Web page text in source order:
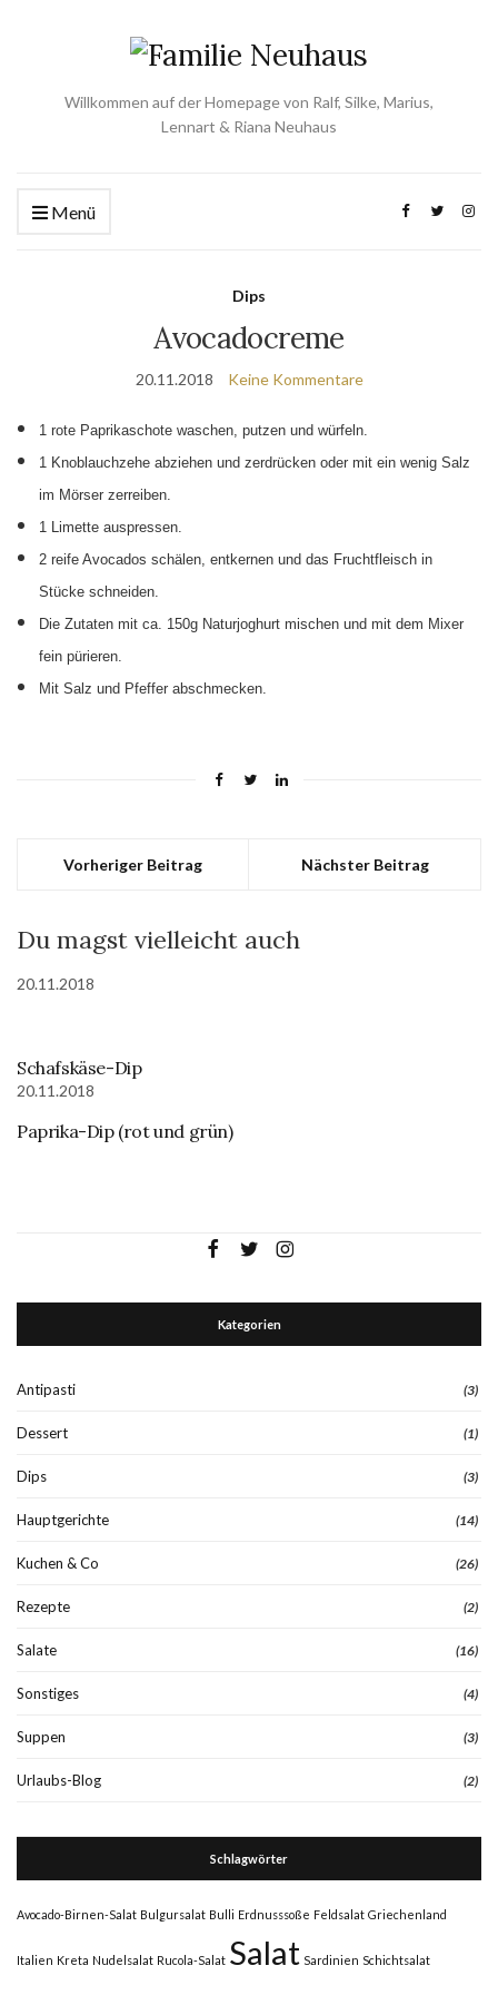
Willkommen auf der Homepage von Ralf, Silke, Marius,
Lennart & Riana Neuhaus
Menü
Dips
Avocadocreme
20.11.2018 Keine Kommentare
1 rote Paprikaschote waschen, putzen und würfeln.
1 Knoblauchzehe abziehen und zerdrücken oder mit ein wenig Salz
im Mörser zerreiben.
1 Limette auspressen.
2 reife Avocados schälen, entkernen und das Fruchtfleisch in
Stücke schneiden.
Die Zutaten mit ca. 150g Naturjoghurt mischen und mit dem Mixer
fein pürieren.
Mit Salz und Pfeffer abschmecken.
Vorheriger Beitrag Nächster Beitrag
Du magst vielleicht auch
20.11.2018
Schafskäse-Dip
20.11.2018
Paprika-Dip (rot und grün)
Kategorien
Antipasti (3)
Dessert (1)
Dips (3)
Hauptgerichte (14)
Kuchen & Co (26)
Rezepte (2)
Salate (16)
Sonstiges (4)
Suppen (3)
Urlaubs-Blog (2)
Schlagwörter
Avocado-Birnen-Salat Bulgursalat Bulli Erdnusssoße Feldsalat Griechenland
Italien Kreta Nudelsalat Rucola-Salat Salat Sardinien Schichtsalat